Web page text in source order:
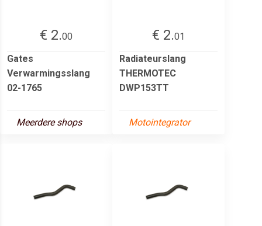
€ 2.00
Gates
Verwarmingsslang
02-1765
Meerdere shops
€ 2.01
Radiateurslang
THERMOTEC
DWP153TT
Motointegrator